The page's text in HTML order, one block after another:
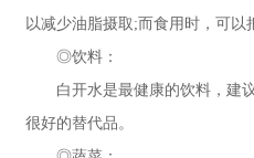
以减少油脂摄取;而食用时，可
◎饮料：
白开水是最健康的饮料，建议
很好的替代品。